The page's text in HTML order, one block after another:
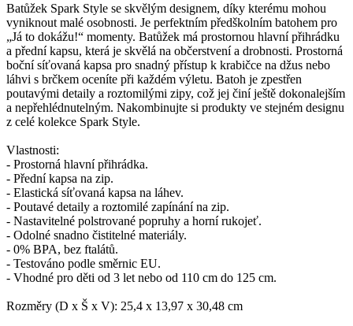
Batůžek Spark Style se skvělým designem, díky kterému mohou
vyniknout malé osobnosti. Je perfektním předškolním batohem pro
„Já to dokážu!“ momenty. Batůžek má prostornou hlavní přihrádku
a přední kapsu, která je skvělá na občerstvení a drobnosti. Prostorná
boční síťovaná kapsa pro snadný přístup k krabičce na džus nebo
láhvi s brčkem oceníte při každém výletu. Batoh je zpestřen
poutavými detaily a roztomilými zipy, což jej činí ještě dokonalejším
a nepřehlédnutelným. Nakombinujte si produkty ve stejném designu
z celé kolekce Spark Style.
Vlastnosti:
- Prostorná hlavní přihrádka.
- Přední kapsa na zip.
- Elastická síťovaná kapsa na láhev.
- Poutavé detaily a roztomilé zapínání na zip.
- Nastavitelné polstrované popruhy a horní rukojeť.
- Odolné snadno čistitelné materiály.
- 0% BPA, bez ftalátů.
- Testováno podle směrnic EU.
- Vhodné pro děti od 3 let nebo od 110 cm do 125 cm.
Rozměry (D x Š x V): 25,4 x 13,97 x 30,48 cm